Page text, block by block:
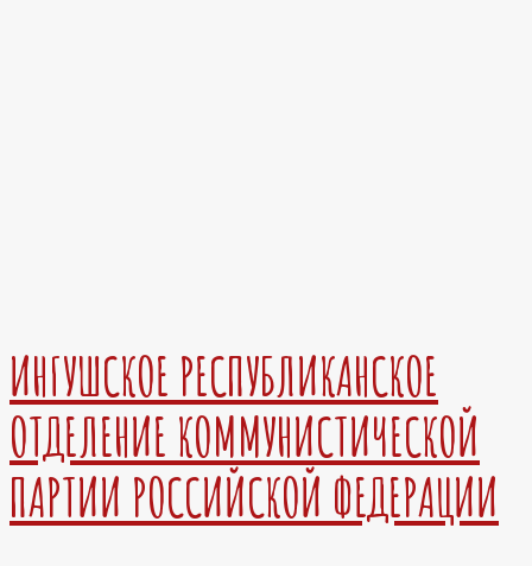
ИНГУШСКОЕ РЕСПУБЛИКАНСКОЕ
ОТДЕЛЕНИЕ КОММУНИСТИЧЕСКОЙ
ПАРТИИ РОССИЙСКОЙ ФЕДЕРАЦИИ